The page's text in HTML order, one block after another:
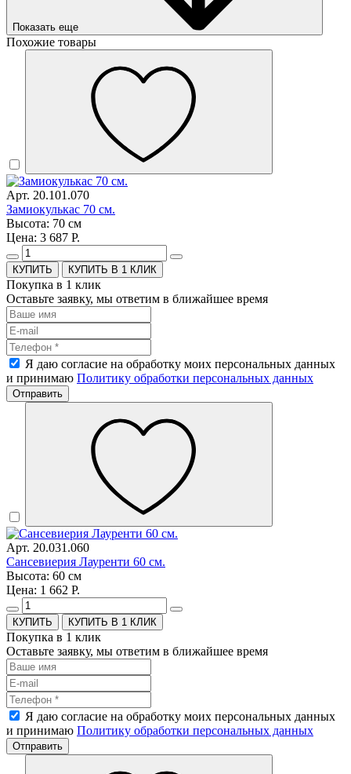
Показать еще
Похожие товары
Арт. 20.101.070
Замиокулькас 70 см.
Высота: 70 см
Цена: 3 687 Р.
КУПИТЬ В 1 КЛИК
Покупка в 1 клик
Оставьте заявку, мы ответим в ближайшее время
Я даю согласие на обработку моих персональных данных
и принимаю Политику обработки персональных данных
Отправить
Арт. 20.031.060
Сансевиерия Лауренти 60 см.
Высота: 60 см
Цена: 1 662 Р.
КУПИТЬ В 1 КЛИК
Покупка в 1 клик
Оставьте заявку, мы ответим в ближайшее время
Я даю согласие на обработку моих персональных данных
и принимаю Политику обработки персональных данных
Отправить